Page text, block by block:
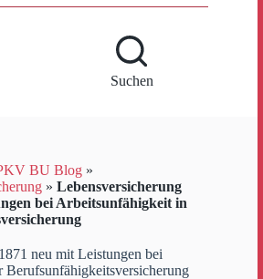
Suchen
BU Blog »
» Lebensversicherung
bei Arbeitsunfähigkeit in
neu mit Leistungen bei